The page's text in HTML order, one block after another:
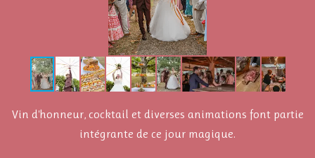
Vin d'honneur, cocktail et diverses animations font partie
intégrante de ce jour magique.